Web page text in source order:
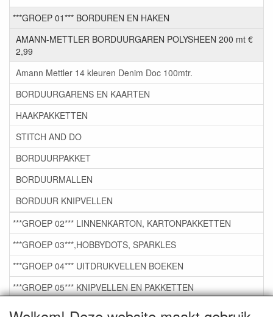
***GROEP 01*** BORDUREN EN HAKEN
AMANN-METTLER BORDUURGAREN POLYSHEEN 200 mt €
2,99
Amann Mettler 14 kleuren Denim Doc 100mtr.
BORDUURGARENS EN KAARTEN
HAAKPAKKETTEN
STITCH AND DO
BORDUURPAKKET
BORDUURMALLEN
BORDUUR KNIPVELLEN
***GROEP 02*** LINNENKARTON, KARTONPAKKETTEN
***GROEP 03***,HOBBYDOTS, SPARKLES
***GROEP 04*** UITDRUKVELLEN BOEKEN
***GROEP 05*** KNIPVELLEN EN PAKKETTEN
***GROEP 06*** TAPE/LIJM SNIJMALLEN STEMPELS